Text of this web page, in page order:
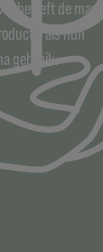
betreft de
als hun
gebruik.